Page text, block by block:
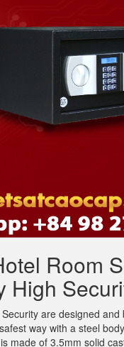
Room
High
are designed
way with a steel
made of 3.5mm solid